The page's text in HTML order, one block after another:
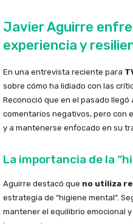
Javier Aguirre
experiencia y
En una entrevista reciente para
sobre cómo ha lidiado con las
Reconoció que en el pasado
comentarios negativos, pero con
y a mantenerse enfocado en su
La importancia de la
Aguirre destacó que no utiliza
estrategia de “higiene mental”.
mantener el equilibrio emocional